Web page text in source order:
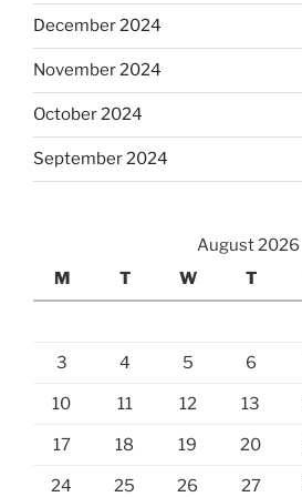
December 2024
November 2024
October 2024
September 2024
August 2026
M
T W T
3 4 5 6
10 11 12 13
17 18 19 20
24 25 26 27